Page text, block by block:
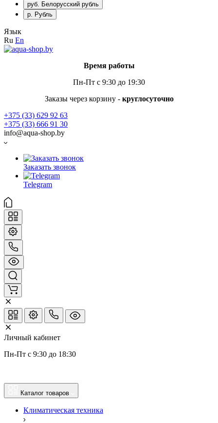
руб. Белорусский рубль
р. Рубль
Язык
Ru En
Время работы
Пн-Пт с 9:30 до 19:30
Заказы через корзину - круглосуточно
+375 (33) 629 92 63
+375 (33) 666 91 30
info@aqua-shop.by
Заказать звонок
Telegram
Личный кабинет
Пн-Пт с 9:30 до 18:30
Каталог товаров
Климатическая техника